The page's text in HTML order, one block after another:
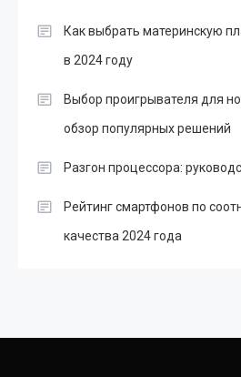
Как выбрать материнскую
в 2024 году
Выбор проигрывателя для
обзор популярных решений
Разгон процессора:
Рейтинг смартфонов по
качества 2024 года